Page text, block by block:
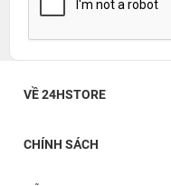
VỀ 24HSTORE
CHÍNH SÁCH